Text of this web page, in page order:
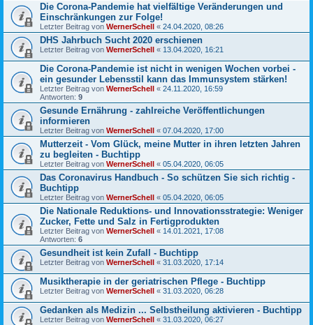
Die Corona-Pandemie hat vielfältige Veränderungen und
Einschränkungen zur Folge!
Letzter Beitrag von WernerSchell « 24.04.2020, 08:26
DHS Jahrbuch Sucht 2020 erschienen
Letzter Beitrag von WernerSchell « 13.04.2020, 16:21
Die Corona-Pandemie ist nicht in wenigen Wochen vorbei -
ein gesunder Lebensstil kann das Immunsystem stärken!
Letzter Beitrag von WernerSchell « 24.11.2020, 16:59
Antworten: 9
Gesunde Ernährung - zahlreiche Veröffentlichungen
informieren
Letzter Beitrag von WernerSchell « 07.04.2020, 17:00
Mutterzeit - Vom Glück, meine Mutter in ihren letzten Jahren
zu begleiten - Buchtipp
Letzter Beitrag von WernerSchell « 05.04.2020, 06:05
Das Coronavirus Handbuch - So schützen Sie sich richtig -
Buchtipp
Letzter Beitrag von WernerSchell « 05.04.2020, 06:05
Die Nationale Reduktions- und Innovationsstrategie: Weniger
Zucker, Fette und Salz in Fertigprodukten
Letzter Beitrag von WernerSchell « 14.01.2021, 17:08
Antworten: 6
Gesundheit ist kein Zufall - Buchtipp
Letzter Beitrag von WernerSchell « 31.03.2020, 17:14
Musiktherapie in der geriatrischen Pflege - Buchtipp
Letzter Beitrag von WernerSchell « 31.03.2020, 06:28
Gedanken als Medizin ... Selbstheilung aktivieren - Buchtipp
Letzter Beitrag von WernerSchell « 31.03.2020, 06:27